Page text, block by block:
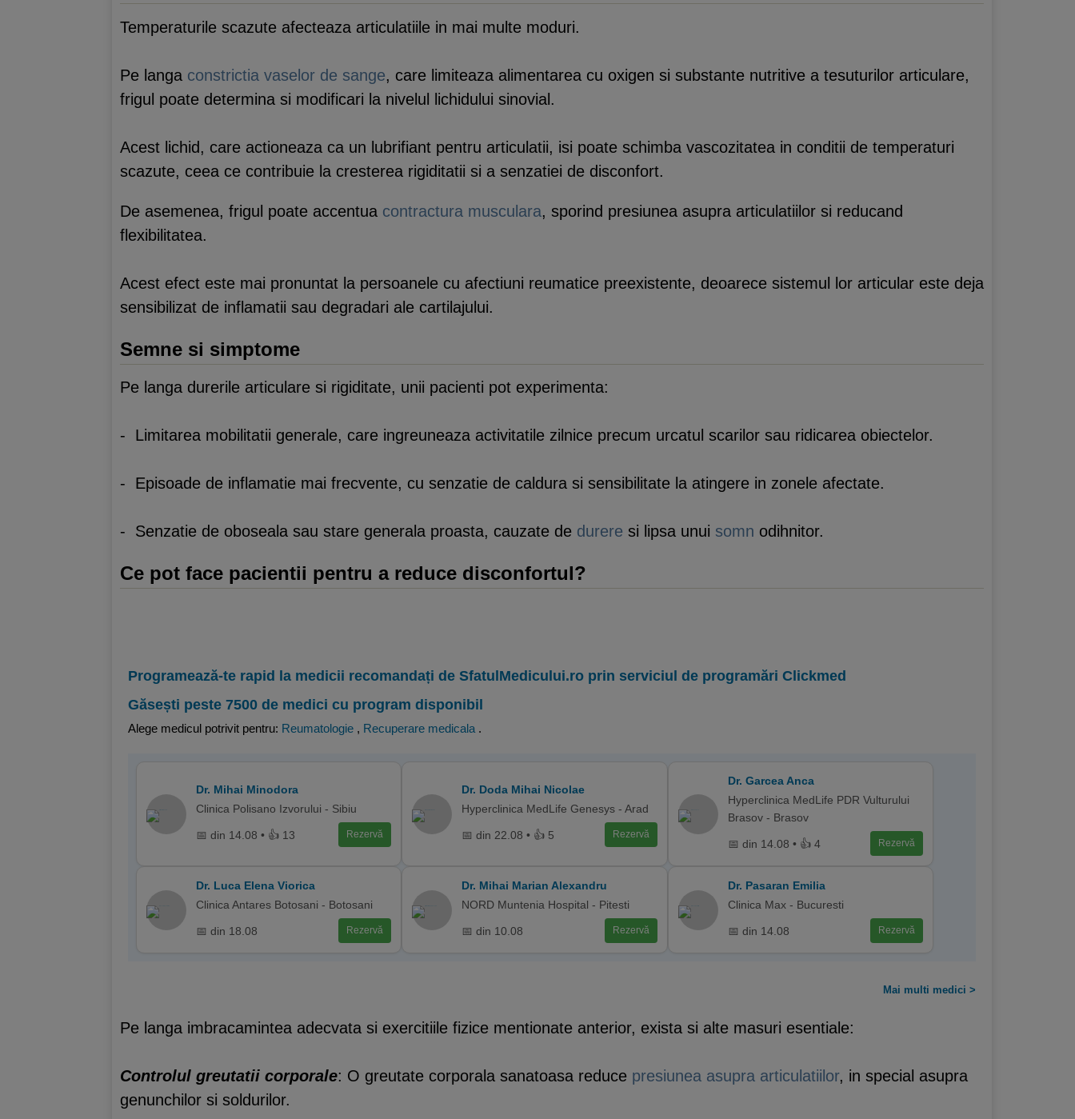
Temperaturile scazute afecteaza articulatiile in mai multe moduri.
Pe langa constrictia vaselor de sange, care limiteaza alimentarea cu oxigen si substante nutritive a tesuturilor articulare,
frigul poate determina si modificari la nivelul lichidului sinovial.
Acest lichid, care actioneaza ca un lubrifiant pentru articulatii, isi poate schimba vascozitatea in conditii de temperaturi
scazute, ceea ce contribuie la cresterea rigiditatii si a senzatiei de disconfort.
De asemenea, frigul poate accentua contractura musculara, sporind presiunea asupra articulatiilor si reducand
flexibilitatea.
Acest efect este mai pronuntat la persoanele cu afectiuni reumatice preexistente, deoarece sistemul lor articular este deja
sensibilizat de inflamatii sau degradari ale cartilajului.
Semne si simptome
Pe langa durerile articulare si rigiditate, unii pacienti pot experimenta:
- Limitarea mobilitatii generale, care ingreuneaza activitatile zilnice precum urcatul scarilor sau ridicarea obiectelor.
- Episoade de inflamatie mai frecvente, cu senzatie de caldura si sensibilitate la atingere in zonele afectate.
- Senzatie de oboseala sau stare generala proasta, cauzate de durere si lipsa unui somn odihnitor.
Ce pot face pacientii pentru a reduce disconfortul?
Programează-te rapid la medicii recomandați de SfatulMedicului.ro prin serviciul de programări Clickmed
Găsești peste 7500 de medici cu program disponibil
Alege medicul potrivit pentru: Reumatologie , Recuperare medicala .
Dr. Mihai Minodora
Clinica Polisano Izvorului - Sibiu
📅 din 14.08 • 👍 13 Rezervă
Dr. Doda Mihai Nicolae
Hyperclinica MedLife Genesys - Arad
📅 din 22.08 • 👍 5 Rezervă
Dr. Garcea Anca
Hyperclinica MedLife PDR Vulturului
Brasov - Brasov
📅 din 14.08 • 👍 4 Rezervă
Dr. Luca Elena Viorica
Clinica Antares Botosani - Botosani
📅 din 18.08 Rezervă
Dr. Mihai Marian Alexandru
NORD Muntenia Hospital - Pitesti
📅 din 10.08 Rezervă
Dr. Pasaran Emilia
Clinica Max - Bucuresti
📅 din 14.08 Rezervă
Mai multi medici >
Pe langa imbracamintea adecvata si exercitiile fizice mentionate anterior, exista si alte masuri esentiale:
Controlul greutatii corporale: O greutate corporala sanatoasa reduce presiunea asupra articulatiilor, in special asupra
genunchilor si soldurilor.